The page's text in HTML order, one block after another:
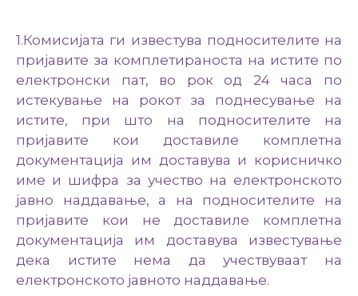
1.Комисијата ги известува подносителите на
пријавите за комплетираноста на истите по
електронски пат, во рок од 24 часа по
истекување на рокот за поднесување на
истите, при што на подносителите на
пријавите кои доставиле комплетна
документација им доставува и корисничко
име и шифра за учество на електронското
јавно наддавање, а на подносителите на
пријавите кои не доставиле комплетна
документација им доставува известување
дека истите нема да учествуваат на
електронското јавното наддавање.